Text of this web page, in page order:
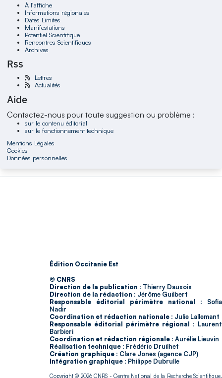
À l'affiche
Informations régionales
Dates Limites
Manifestations
Potentiel Scientifique
Rencontres Scientifiques
Archives
Rss
Lettres
Actualités
Aide
Contactez-nous pour toute suggestion ou problème :
sur le contenu éditorial
sur le fonctionnement technique
Mentions Légales
Cookies
Données personnelles
Édition Occitanie Est
© CNRS
Direction de la publication : Thierry Dauxois
Direction de la rédaction : Jérôme Guilbert
Responsable éditorial périmètre national : Sofia
Nadir
Coordination et rédaction nationale : Julie Lallemant
Responsable éditorial périmètre régional : Laurent
Barbieri
Coordination et rédaction régionale : Aurélie Lieuvin
Réalisation technique : Frédéric Druilhet
Création graphique : Clare Jones (agence CJP)
Intégration graphique : Philippe Dubrulle
Copyright © 2026CNRS - Centre National de la Recherche Scientifique.